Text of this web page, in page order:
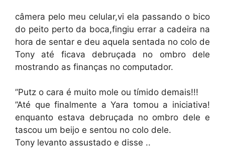
câmera pelo meu celular,vi ela passando o bico
do peito perto da boca,fingiu errar a cadeira na
hora de sentar e deu aquela sentada no colo de
Tony até ficava debruçada no ombro dele
mostrando as finanças no computador.
”Putz o cara é muito mole ou tímido demais!!!
”Até que finalmente a Yara tomou a iniciativa!
enquanto estava debruçada no ombro dele e
tascou um beijo e sentou no colo dele.
Tony levanto assustado e disse ..